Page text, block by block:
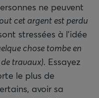
ne peuvent
cet argent est perdu
stressées à l’idée
chose tombe en
travaux). Essayez
le plus de
avoir sa